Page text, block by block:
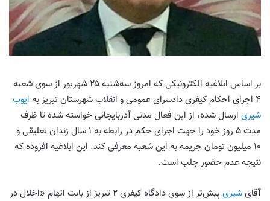
بر اساس ابلاغیه الکترونیکی که امروز سه‌شنبه ۲۵ شهریور از سوی شعبه
۴ اجرای احکام کیفری دادسرای عمومی و انقلاب شهرستان تبریز به
ایوب
شیری ارسال شده، از این فعال مدنی آذربایجانی خواسته شده تا ظرف
مدت ۵ روز خود را جهت اجرای حکم در رابطه به ۱ سال زندان تعلیقی و
۱۰ میلیون تومان جریمه به این شعبه معرفی کند. این ابلاغیه افزوده که
نتیجه عدم حضور جلب است.
آقایشیری
پیش‌تر از سوی دادگاه کیفری ۲ تبریز از بابت اتهام «اخلال در